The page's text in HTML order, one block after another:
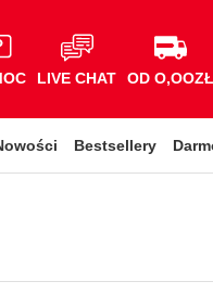
LIVE CHAT OD O,OOZŁ
Bestsellery